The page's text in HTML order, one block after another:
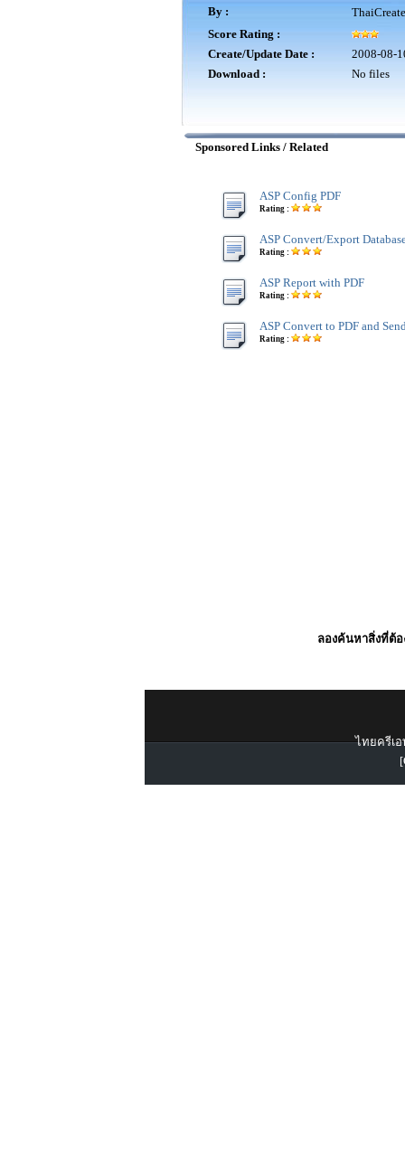
By :
Score Rating :
Create/Update Date :
2008-08-
Download :
No files
Sponsored Links / Related
ASP Config PDF
Rating :
ASP Convert/Export
Rating :
ASP Report with PDF
Rating :
ASP Convert to PDF and
Rating :
ลองค้นหาสิ่งที่ต้อ
ไทยครีเอ
[